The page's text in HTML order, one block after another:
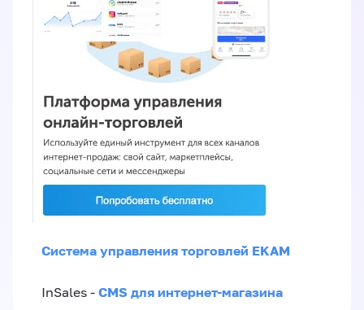
Система управления торговлей EKAM
InSales - CMS для интернет-магазина